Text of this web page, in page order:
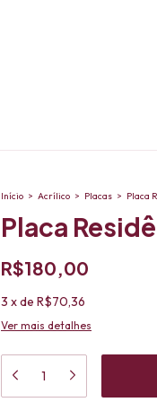
Início > Acrílico > Placas > Placa
Placa
R$180,00
3 xde R$70,36
Ver mais detalhes